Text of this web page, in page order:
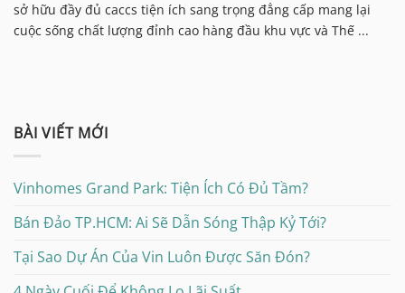
sở hữu đầy đủ caccs tiện ích sang trọng đẳng cấp mang lại
cuộc sống chất lượng đỉnh cao hàng đầu khu vực và Thế ...
BÀI VIẾT MỚI
Vinhomes Grand Park: Tiện Ích Có Đủ Tầm?
Bán Đảo TP.HCM: Ai Sẽ Dẫn Sóng Thập Kỷ Tới?
Tại Sao Dự Án Của Vin Luôn Được Săn Đón?